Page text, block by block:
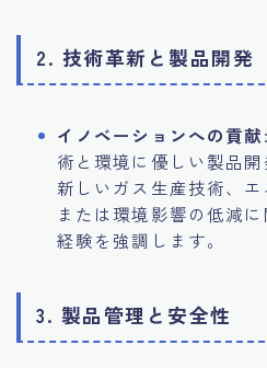
2. 技術革新と製品開発
イノベーションへの貢献
術と環境に優しい製品開
新しいガス生産技術、エ
または環境影響の低減
経験を強調します。
3. 製品管理と安全性